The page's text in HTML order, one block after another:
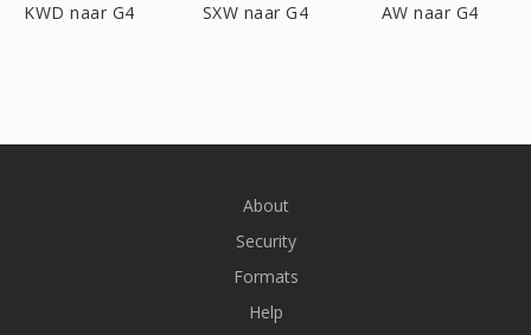
KWD naar G4 SXW naar G4 AW naar G4
About
Security
Formats
Help